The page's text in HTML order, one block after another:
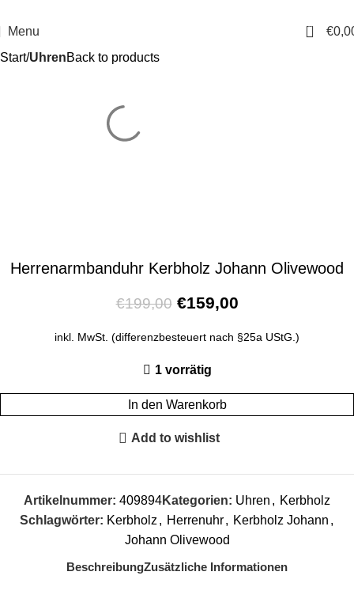
Menu 0 €
Start UhrenBack to products
Herrenarmbanduhr Kerbholz Johann Olivewood
€199,00 €159,00
inkl. MwSt. (differenzbesteuert nach §25a UStG.)
1 vorrätig
In den Warenkorb
Add to wishlist
Artikelnummer: 409894Kategorien: Uhren , Kerbholz
Schlagwörter: Kerbholz , Herrenuhr , Kerbholz Johann ,
Johann Olivewood
BeschreibungZusätzliche Informationen